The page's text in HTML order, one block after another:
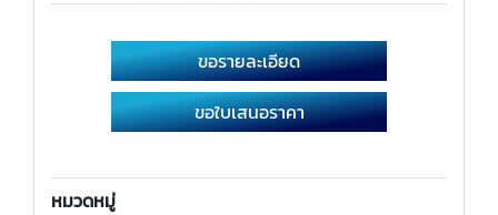
ขอรายละเอียด
ขอใบเสนอราคา
หมวดหมู่